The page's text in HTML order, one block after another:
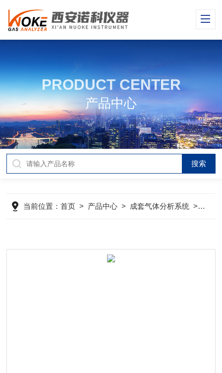
PRODUCT CENTER
产品中心
当前位置：首页 > 产品中心 > 成套气体分析系统 > 烟气